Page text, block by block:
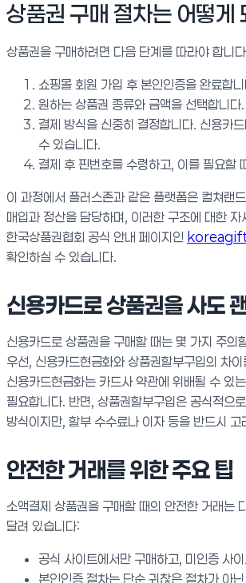
상품권 구매 절차는 어떻게
상품권을 구매하려면 다음 단계를 따라야 합니
쇼핑몰 회원 가입 후 본인인증을 완료합
원하는 상품권 종류와 금액을 선택합니다.
결제 방식을 신중히 결정합니다. 신용카
수 있습니다.
결제 후 핀번호를 수령하고, 이를 필요할
이 과정에서 플러스존과 같은 플랫폼은 컬쳐랜
매입과 정산을 담당하며, 이러한 구조에 대한 자
한국상품권협회 공식 안내 페이지인
확인하실 수 있습니다.
신용카드로 상품권을 사도
신용카드로 상품권을 구매할 때는 몇 가지 주의
우선, 신용카드현금화와 상품권할부구입의 차
신용카드현금화는 카드사 약관에 위배될 수 있
필요합니다. 반면, 상품권할부구입은 공식적으
방식이지만, 할부 수수료나 이자 등을 반드시 고
안전한 거래를 위한 주요 팁
소액결제 상품권을 구매할 때의 안전한 거래는
달려 있습니다:
공식 사이트에서만 구매하고, 미인증 사
본인인증 절차는 단순 귀찮은 절차가 아